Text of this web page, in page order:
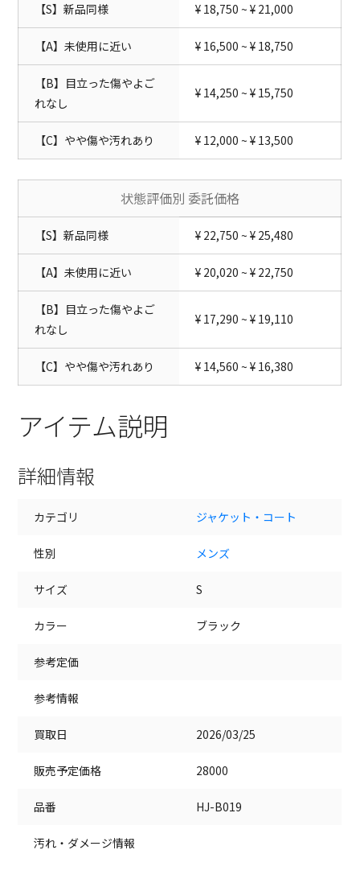
【S】新品同様 ¥ 18,750 ~ ¥ 21,000
【A】未使用に近い ¥ 16,500 ~ ¥ 18,750
【B】目立った傷やよご
れなし
¥ 14,250 ~ ¥ 15,750
【C】やや傷や汚れあり ¥ 12,000 ~ ¥ 13,500
状態評価別 委託価格
【S】新品同様 ¥ 22,750 ~ ¥ 25,480
【A】未使用に近い ¥ 20,020 ~ ¥ 22,750
【B】目立った傷やよご
れなし
¥ 17,290 ~ ¥ 19,110
【C】やや傷や汚れあり ¥ 14,560 ~ ¥ 16,380
アイテム説明
詳細情報
カテゴリ ジャケット・コート
性別 メンズ
サイズ S
カラー ブラック
参考定価
参考情報
買取日 2026/03/25
販売予定価格 28000
品番 HJ-B019
汚れ・ダメージ情報